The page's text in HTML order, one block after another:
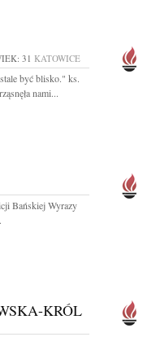
31 KATOWICE
być blisko." ks.
nami...
Bańskiej Wyrazy
KRÓL